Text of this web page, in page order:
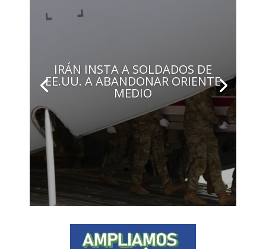
IRÁN INSTA A SOLDADOS DE
EE.UU. A ABANDONAR ORIENTE
MEDIO